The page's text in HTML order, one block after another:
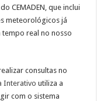
CEMADEN, que inclui
meteorológicos já
real no nosso
consultas no
Interativo utiliza a
com o sistema